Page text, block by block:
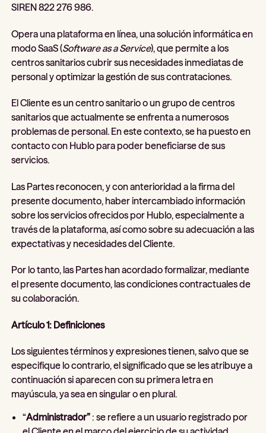
SIREN 822 276 986.
Opera una plataforma en línea, una solución informática en
modo SaaS (Software as a Service), que permite a los
centros sanitarios cubrir sus necesidades inmediatas de
personal y optimizar la gestión de sus contrataciones.
El Cliente es un centro sanitario o un grupo de centros
sanitarios que actualmente se enfrenta a numerosos
problemas de personal. En este contexto, se ha puesto en
contacto con Hublo para poder beneficiarse de sus
servicios.
Las Partes reconocen, y con anterioridad a la firma del
presente documento, haber intercambiado información
sobre los servicios ofrecidos por Hublo, especialmente a
través de la plataforma, así como sobre su adecuación a las
expectativas y necesidades del Cliente.
Por lo tanto, las Partes han acordado formalizar, mediante
el presente documento, las condiciones contractuales de
su colaboración.
Artículo 1: Definiciones
Los siguientes términos y expresiones tienen, salvo que se
especifique lo contrario, el significado que se les atribuye a
continuación si aparecen con su primera letra en
mayúscula, ya sea en singular o en plural.
“Administrador”: se refiere a un usuario registrado por